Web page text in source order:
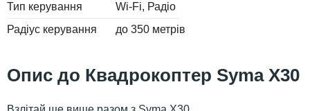
Тип керування
Wi-Fi
Радіо
Радіус керування
до 350 метрів
Квадрокоптер Syma X30